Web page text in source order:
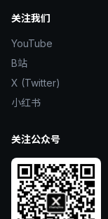
关注我们
YouTube
B站
X (Twitter)
小红书
关注公众号